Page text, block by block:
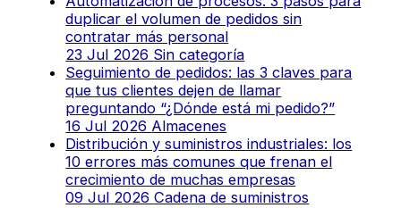
duplicar el volumen de pedidos sin
contratar más personal
23 Jul 2026 Sin categoría
Seguimiento de pedidos: las 3 claves para
que tus clientes dejen de llamar
preguntando “¿Dónde está mi pedido?”
16 Jul 2026 Almacenes
Distribución y suministros industriales: los
10 errores más comunes que frenan el
crecimiento de muchas empresas
09 Jul 2026Cadena de suministros